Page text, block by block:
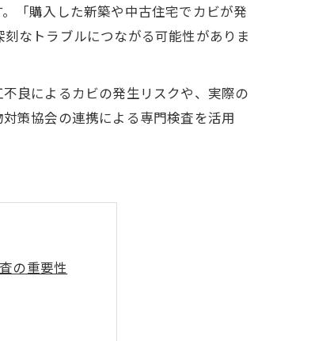
「購入した新築や中古住宅でカビが発
なトラブルにつながる可能性がありま
良によるカビの発生リスクや、実際の
策協会の連携による専門検査を活用
の重要性